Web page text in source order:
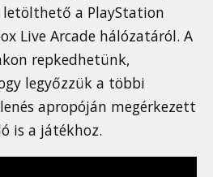
a PlayStation
Live Arcade hálózatáról. A
repkedhetünk,
legyőzzük a többi
apropóján megérkezett
is a játékhoz.